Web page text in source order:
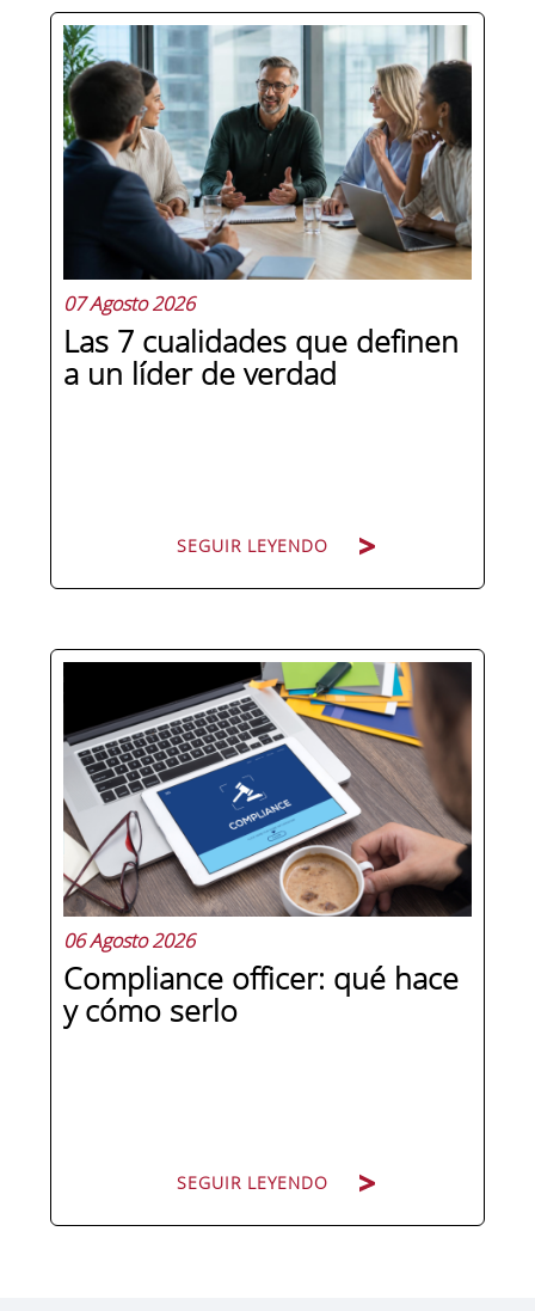
07 Agosto 2026
Las 7 cualidades que definen
a un líder de verdad
SEGUIR LEYENDO
Hay personas que ocupan puestos de
dirección y hay personas que lideran.
La diferencia no está en el cargo ni en
la antigüedad, sino en un conjunto de
competencias que se pueden
aprender, practicar y medir. Si te
preguntas qué separa a un directivo...
06 Agosto 2026
Compliance officer: qué hace
y cómo serlo
SEGUIR LEYENDO